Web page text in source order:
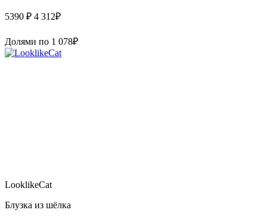
5390 ₽ 4 312₽
Долями по 1 078₽
LooklikeCat
Блузка из шёлка